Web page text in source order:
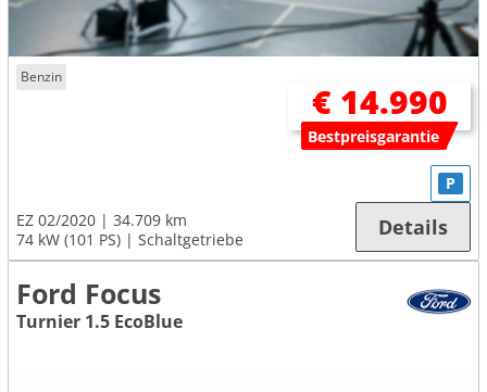
Benzin
€ 14.990
Bestpreisgarantie
EZ 02/2020
34.709 km
74 kW (101 PS)
Schaltgetriebe
P
Details
Ford Focus
Turnier 1.5 EcoBlue